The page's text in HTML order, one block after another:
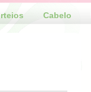
Cabelo